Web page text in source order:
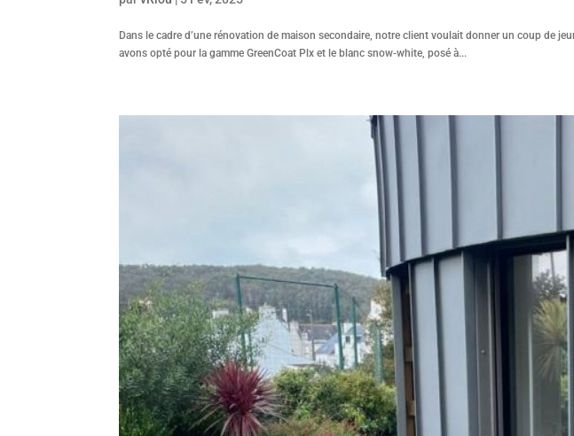
Dans le cadre d’une rénovation de maison secondaire, notre client voulait donner un coup de
avons opté pour la gamme GreenCoat Plx et le blanc snow-white, posé à...